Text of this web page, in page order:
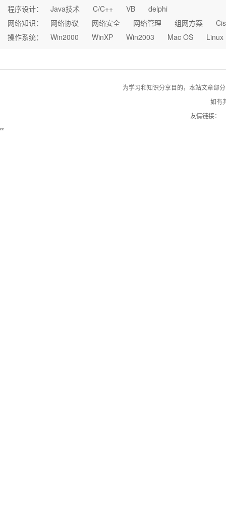
程序设计：
Java技术 C/C++ VB
delphi
网络知识：
网络协议 网络安全 网络管理 组网方案
操作系统：
Win2000 WinXP Win2003 Mac OS Linux
为学习和知识分享目的，本站文章部
如有
友情链接：